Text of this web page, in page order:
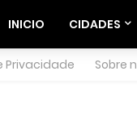
INICIO CIDADES
Privacidade Sobre